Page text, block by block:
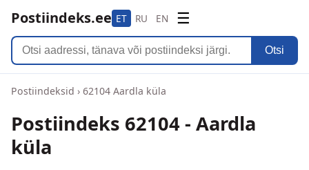
Postiindeks.ee ET RU EN ☰
Otsi
Postiindeksid › 62104 Aardla küla
Postiindeks 62104 - Aardla
küla